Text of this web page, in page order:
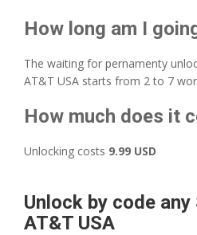
How long am I
The waiting for pernamenty
AT&T USA starts from 2 to 7
How much does it
Unlocking costs 9.99 USD
Unlock by code
AT&T USA